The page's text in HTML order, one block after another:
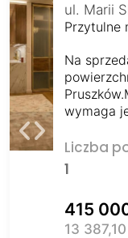
ul. Marii
Przytulne
Na
wymaga
Liczba
1
415
13